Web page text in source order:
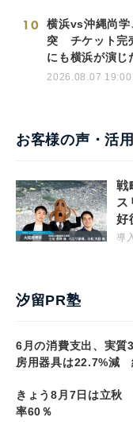
10
横浜vs沖縄尚
突 チケット完
にも横浜が演じ
2026.08.07 19:00
お客様の声・活
戦
ス
好
導
汐留PR塾
6月の消費支出、実
房用器具は22.7%減
きょう8月7日は立秋
率60％